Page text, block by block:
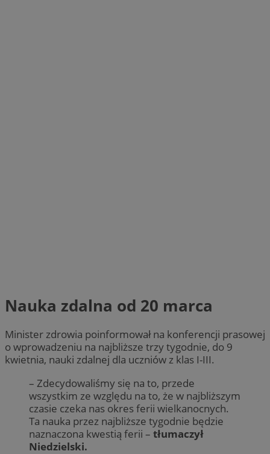
Nauka zdalna od 20 marca
Minister zdrowia poinformował na konferencji prasowej
o wprowadzeniu na najbliższe trzy tygodnie, do 9
kwietnia, nauki zdalnej dla uczniów z klas I-III.
– Zdecydowaliśmy się na to, przede
wszystkim ze względu na to, że w najbliższym
czasie czeka nas okres ferii wielkanocnych.
Ta nauka przez najbliższe tygodnie będzie
naznaczona kwestią ferii – tłumaczył
Niedzielski.